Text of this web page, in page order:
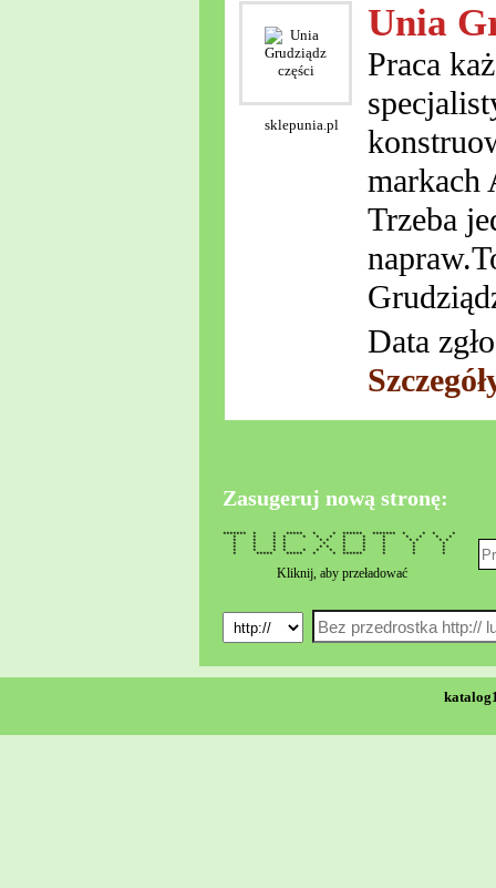
sklepunia.pl
Unia
Praca
markach
Trzeba
Data
Zasugeruj nową stronę:
******* * * ***** * * ****** ******* * * * *
* * * * * * * * * * * * * *
* * * * * * * * * * * * *
* * * * * * * * * *
* * * * * * * * * * *
* * * * * * * * * * * *
* ***** ***** * * ****** * * *
Kliknij, aby przeładować